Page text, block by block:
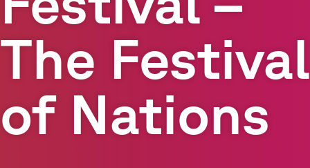
The Festival
of Nations